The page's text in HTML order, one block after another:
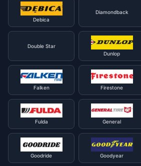
Debica
Diamondback
Double Star
Dunlop
Falken Firestone
Fulda General
Goodride Goodyear